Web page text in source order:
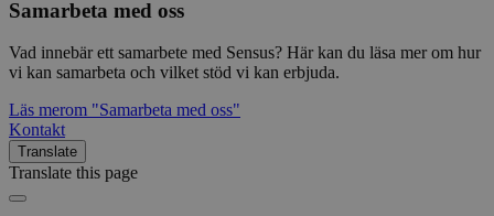
Samarbeta med oss
Vad innebär ett samarbete med Sensus? Här kan du läsa mer om hur
vi kan samarbeta och vilket stöd vi kan erbjuda.
Läs merom "Samarbeta med oss"
Kontakt
Translate
Translate this page